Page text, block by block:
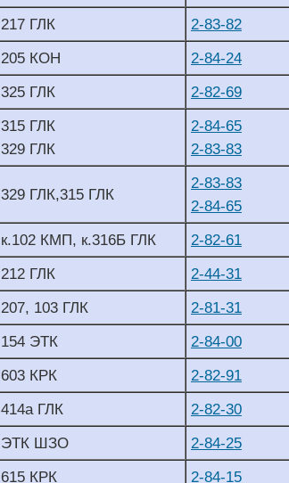
217 ГЛК 2-83-82
205 КОН 2-84-24
325 ГЛК 2-82-69
315 ГЛК
329 ГЛК
2-84-65
2-83-83
329 ГЛК,315 ГЛК
2-83-83
2-84-65
к.102 КМП, к.316Б ГЛК 2-82-61
212 ГЛК 2-44-31
207, 103 ГЛК 2-81-31
154 ЭТК 2-84-00
603 КРК 2-82-91
414а ГЛК 2-82-30
ЭТК ШЗО
2-84-25
615 КРК 2-84-15